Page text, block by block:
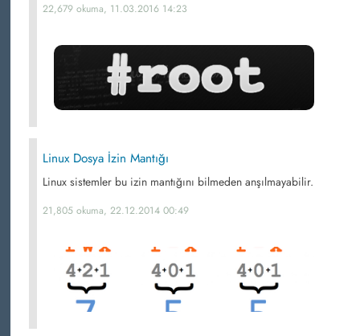
22,679 okuma, 11.03.2016 14:23
Linux Dosya İzin Mantığı
Linux sistemler bu izin mantığını bilmeden anşılmayabilir.
21,805 okuma, 22.12.2014 00:49